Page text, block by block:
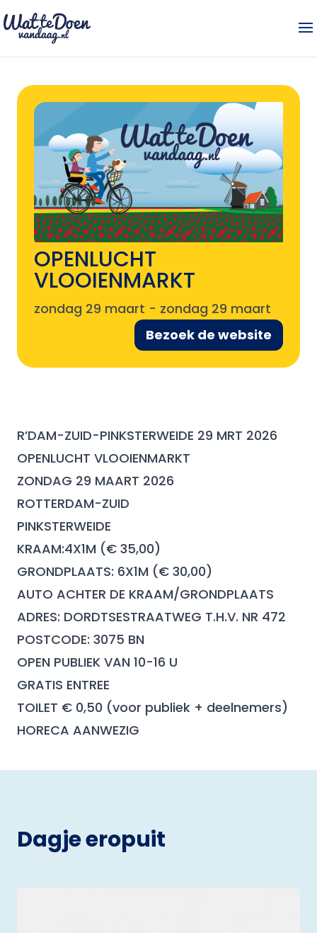
OPENLUCHT
VLOOIENMARKT
zondag 29 maart - zondag 29 maart
Bezoek de website
R’DAM-ZUID-PINKSTERWEIDE 29 MRT 2026
OPENLUCHT VLOOIENMARKT
ZONDAG 29 MAART 2026
ROTTERDAM-ZUID
PINKSTERWEIDE
KRAAM:4X1M (€ 35,00)
GRONDPLAATS: 6X1M (€ 30,00)
AUTO ACHTER DE KRAAM/GRONDPLAATS
ADRES: DORDTSESTRAATWEG T.H.V. NR 472
POSTCODE: 3075 BN
OPEN PUBLIEK VAN 10-16 U
GRATIS ENTREE
TOILET € 0,50 (voor publiek + deelnemers)
HORECA AANWEZIG
Dagje eropuit